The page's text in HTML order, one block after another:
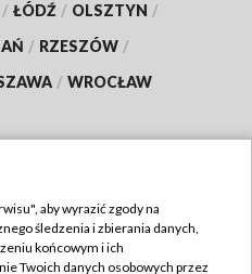
/ ŁÓDŹ / OLSZTYN /
/ RZESZÓW /
/ WROCŁAW
aby wyrazić zgody na
śledzenia i zbierania danych,
końcowym i ich
Twoich danych osobowych przez